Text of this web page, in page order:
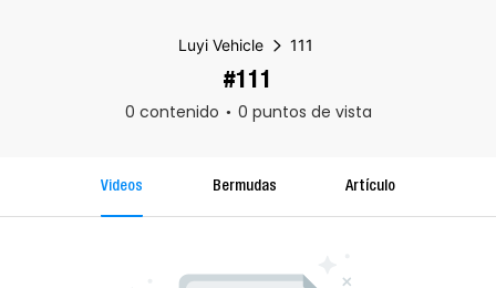
Luyi Vehicle 111
#111
0 contenido 0 puntos de vista
Videos Bermudas Artículo